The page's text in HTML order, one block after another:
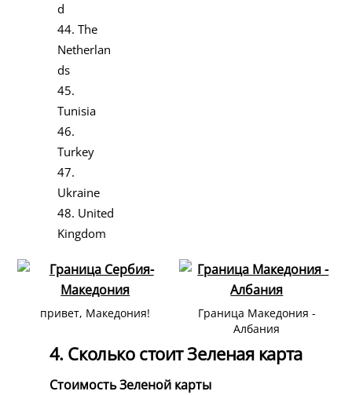
d
44. The
Netherlan
ds
45.
Tunisia
46.
Turkey
47.
Ukraine
48. United
Kingdom
привет, Македония!
Граница Македония -
Албания
4. Сколько стоит Зеленая карта
Стоимость Зеленой карты